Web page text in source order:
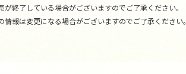
終了している場合がございますのでご了承ください。
報は変更になる場合がございますのでご了承ください。